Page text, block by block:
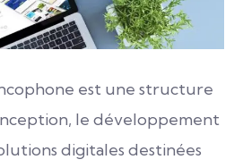
est une structure
le développement
digitales destinées